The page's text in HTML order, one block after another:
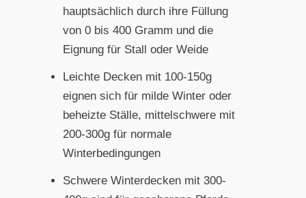
hauptsächlich durch ihre Füllung
von 0 bis 400 Gramm und die
Eignung für Stall oder Weide
Leichte Decken mit 100-150g
eignen sich für milde Winter oder
beheizte Ställe, mittelschwere mit
200-300g für normale
Winterbedingungen
Schwere Winterdecken mit 300-